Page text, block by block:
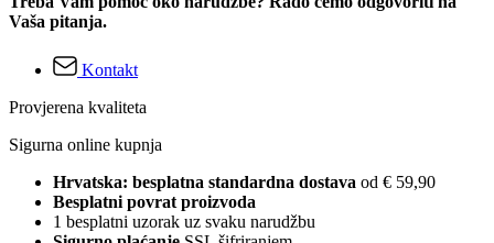
Vaša pitanja.
Kontakt
Provjerena kvaliteta
Sigurna online kupnja
Hrvatska: besplatna standardna dostava od € 59,90
Besplatni povrat proizvoda
1 besplatni uzorak uz svaku narudžbu